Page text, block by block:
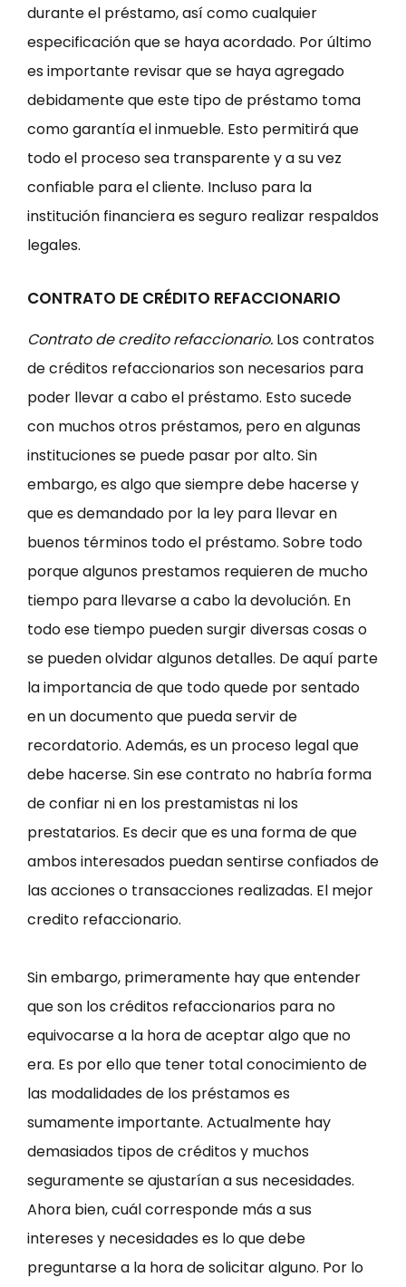
durante el préstamo, así como cualquier
especificación que se haya acordado. Por último
es importante revisar que se haya agregado
debidamente que este tipo de préstamo toma
como garantía el inmueble. Esto permitirá que
todo el proceso sea transparente y a su vez
confiable para el cliente. Incluso para la
institución financiera es seguro realizar respaldos
legales.
CONTRATO DE CRÉDITO REFACCIONARIO
Contrato de credito refaccionario. Los contratos
de créditos refaccionarios son necesarios para
poder llevar a cabo el préstamo. Esto sucede
con muchos otros préstamos, pero en algunas
instituciones se puede pasar por alto. Sin
embargo, es algo que siempre debe hacerse y
que es demandado por la ley para llevar en
buenos términos todo el préstamo. Sobre todo
porque algunos prestamos requieren de mucho
tiempo para llevarse a cabo la devolución. En
todo ese tiempo pueden surgir diversas cosas o
se pueden olvidar algunos detalles. De aquí parte
la importancia de que todo quede por sentado
en un documento que pueda servir de
recordatorio. Además, es un proceso legal que
debe hacerse. Sin ese contrato no habría forma
de confiar ni en los prestamistas ni los
prestatarios. Es decir que es una forma de que
ambos interesados puedan sentirse confiados de
las acciones o transacciones realizadas. El mejor
credito refaccionario.
Sin embargo, primeramente hay que entender
que son los créditos refaccionarios para no
equivocarse a la hora de aceptar algo que no
era. Es por ello que tener total conocimiento de
las modalidades de los préstamos es
sumamente importante. Actualmente hay
demasiados tipos de créditos y muchos
seguramente se ajustarían a sus necesidades.
Ahora bien, cuál corresponde más a sus
intereses y necesidades es lo que debe
preguntarse a la hora de solicitar alguno. Por lo